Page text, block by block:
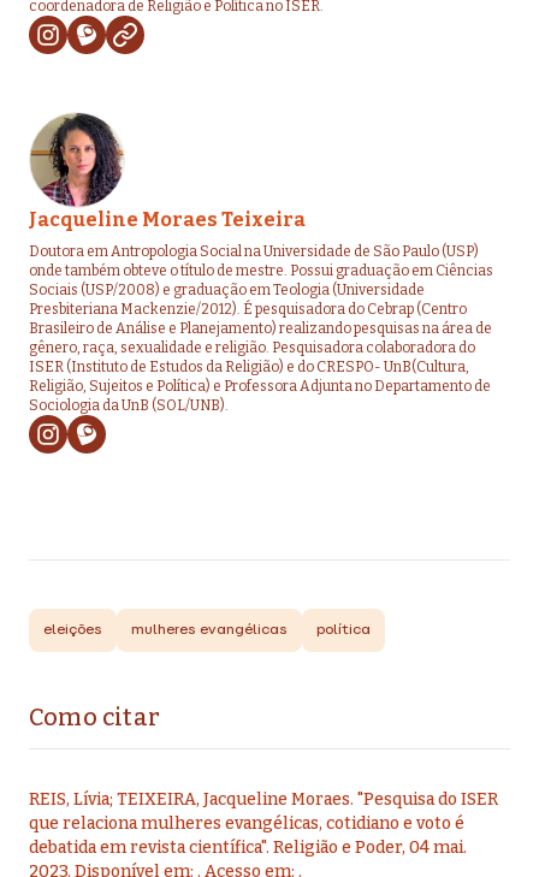
coordenadora de Religião e Política no ISER.
Jacqueline Moraes Teixeira
Doutora em Antropologia Social na Universidade de São Paulo (USP)
onde também obteve o título de mestre. Possui graduação em Ciências
Sociais (USP/2008) e graduação em Teologia (Universidade
Presbiteriana Mackenzie/2012). É pesquisadora do Cebrap (Centro
Brasileiro de Análise e Planejamento) realizando pesquisas na área de
gênero, raça, sexualidade e religião. Pesquisadora colaboradora do
ISER (Instituto de Estudos da Religião) e do CRESPO- UnB(Cultura,
Religião, Sujeitos e Política) e Professora Adjunta no Departamento de
Sociologia da UnB (SOL/UNB).
eleições mulheres evangélicas política
Como citar
REIS, Lívia; TEIXEIRA, Jacqueline Moraes. "Pesquisa do ISER
que relaciona mulheres evangélicas, cotidiano e voto é
debatida em revista científica". Religião e Poder, 04 mai.
2023. Disponível em: . Acesso em: .